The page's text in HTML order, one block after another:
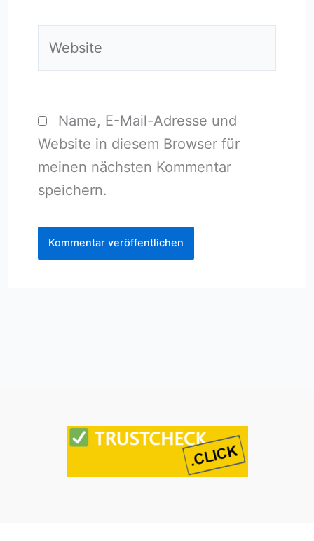
Name, E-Mail-Adresse und
Website in diesem Browser für
meinen nächsten Kommentar
speichern.